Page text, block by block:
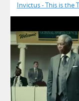
Invictus - This is the